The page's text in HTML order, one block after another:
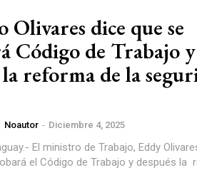
dice que se
Código de Trabajo y
la reforma de la
Noautor - Diciembre 4, 2025
El ministro de Trabajo, Eddy
el Código de Trabajo y después la